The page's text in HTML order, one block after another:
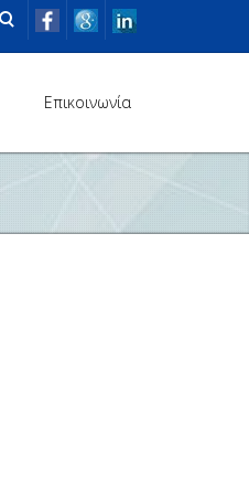
Επικοινωνία